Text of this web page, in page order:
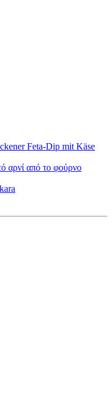
Feta-Dip mit Käse
αρνί από το φούρνο